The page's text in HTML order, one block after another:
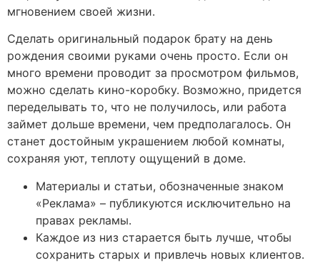
мгновением своей жизни.
Сделать оригинальный подарок брату на день
рождения своими руками очень просто. Если он
много времени проводит за просмотром фильмов,
можно сделать кино-коробку. Возможно, придется
переделывать то, что не получилось, или работа
займет дольше времени, чем предполагалось. Он
станет достойным украшением любой комнаты,
сохраняя уют, теплоту ощущений в доме.
Материалы и статьи, обозначенные знаком
«Реклама» – публикуются исключительно на
правах рекламы.
Каждое из низ старается быть лучше, чтобы
сохранить старых и привлечь новых клиентов.